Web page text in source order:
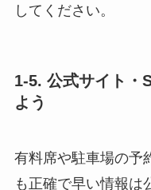
してください。
1-5. 公式サイト・
よう
有料席や駐車場の予
も正確で早い情報は